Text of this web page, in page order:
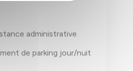
administrative
de parking jour/nuit